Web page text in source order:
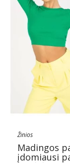
Žinios
Madingos
įdomiausi